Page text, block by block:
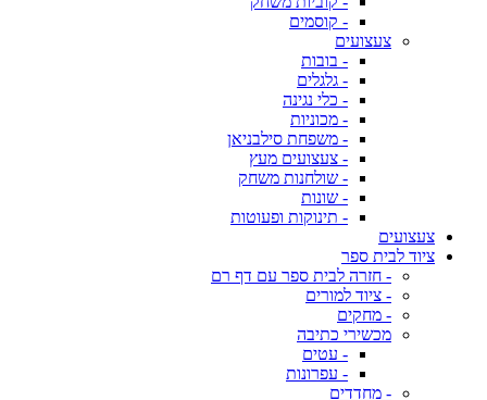
- קוסמים
צעצועים
- בובות
- גלגלים
- כלי נגינה
- מכוניות
- משפחת סילבניאן
- צעצועים מעץ
- שולחנות משחק
- שונות
- תינוקות ופעוטות
צעצועים
ציוד לבית ספר
- חזרה לבית ספר עם דף רם
- ציוד למורים
- מחקים
מכשירי כתיבה
- עטים
- עפרונות
- מחדדים